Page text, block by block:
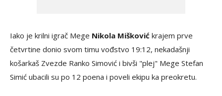
Iako je krilni igrač Mege Nikola Mišković krajem prve
četvrtine donio svom timu vođstvo 19:12, nekadašnji
košarkaš Zvezde Ranko Simović i bivši "plej" Mege Stefan
Simić ubacili su po 12 poena i poveli ekipu ka preokretu.